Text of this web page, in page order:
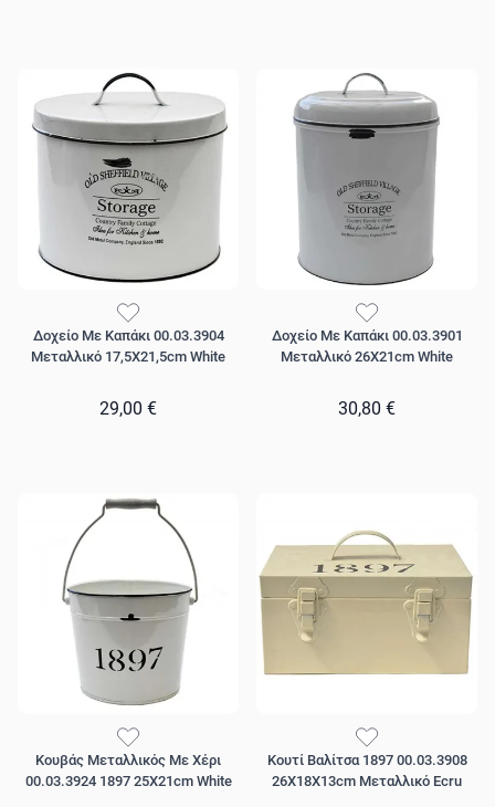
Δοχείο Με Καπάκι 00.03.3904
Μεταλλικό 17,5Χ21,5cm White
29,00 €
Δοχείο Με Καπάκι 00.03.3901
Μεταλλικό 26Χ21cm White
30,80 €
Κουβάς Μεταλλικός Με Χέρι
00.03.3924 1897 25Χ21cm White
Κουτί Βαλίτσα 1897 00.03.3908
26Χ18Χ13cm Μεταλλικό Ecru